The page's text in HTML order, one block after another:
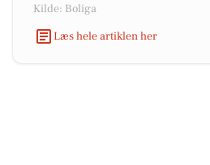
Kilde: Boliga
Læs hele artiklen her